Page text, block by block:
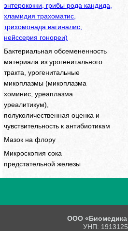
энтерококки, грибы рода кандида,
хламидия трахоматис,
трихомонада вагиналис,
нейссерия гонореи)
Бактериальная обсемененность
материала из урогенитального
тракта, урогенитальные
микоплазмы (микоплазма
хоминис, уреаплазма
уреалитикум),
полуколичественная оценка и
чувствительность к антибиотикам
Мазок на флору
Микроскопия сока
предстательной железы
ООО
УНП: